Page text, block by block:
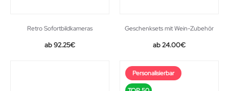
Retro Sofortbildkameras
Original
92.25€Current
Geschenksets mit Wein-Zubehör
24.00€
Personalisierbar